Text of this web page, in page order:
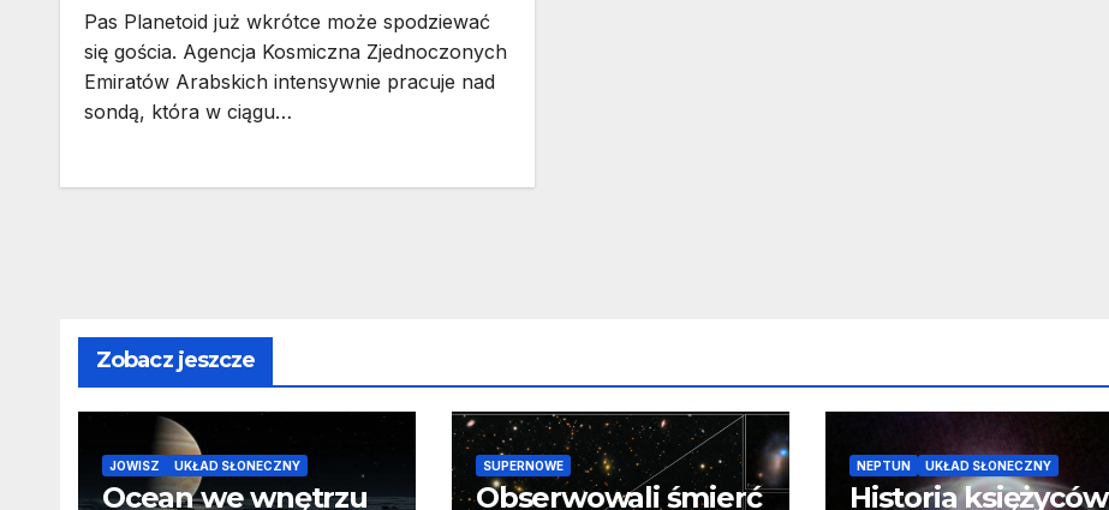
Pas Planetoid już wkrótce może spodziewać
się gościa. Agencja Kosmiczna Zjednoczonych
Emiratów Arabskich intensywnie pracuje nad
sondą, która w ciągu…
Zobacz jeszcze
JOWISZ UKŁAD SŁONECZNY
Ocean we wnętrzu
SUPERNOWE
Obserwowali śmierć
NEPTUN UKŁAD SŁONECZNY
Historia księżyców